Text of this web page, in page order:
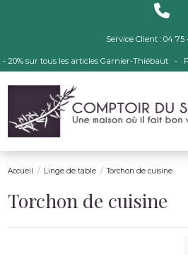
Service Client : 04 75
- 20% sur tous les articles Garnier-Thiébaut -
Accueil Linge de table Torchon de cuisine
Torchon de cuisine